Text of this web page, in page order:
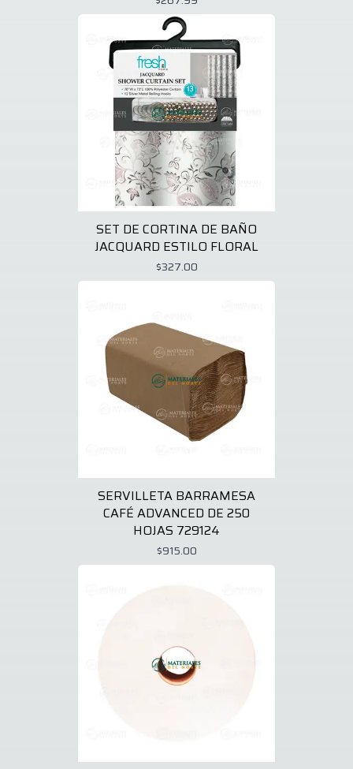
SET DE CORTINA DE BAÑO
JACQUARD ESTILO FLORAL
$327.00
SERVILLETA BARRAMESA
CAFÉ ADVANCED DE 250
HOJAS 729124
$915.00